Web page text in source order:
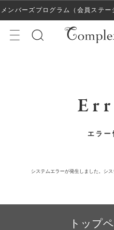
メンバーズプログラム（会員ステ
た！
エラー
システムエラーが発生しました。シ
トップ